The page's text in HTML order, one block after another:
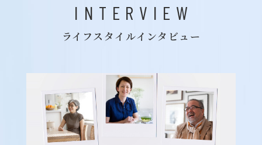
INTERVIEW
ライフスタイルインタビュー